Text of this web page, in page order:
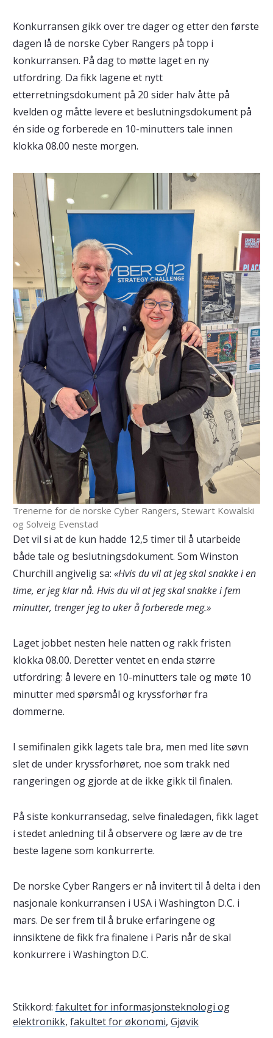
Konkurransen gikk over tre dager og etter den første
dagen lå de norske Cyber Rangers på topp i
konkurransen. På dag to møtte laget en ny
utfordring. Da fikk lagene et nytt
etterretningsdokument på 20 sider halv åtte på
kvelden og måtte levere et beslutningsdokument på
én side og forberede en 10-minutters tale innen
klokka 08.00 neste morgen.
Trenerne for de norske Cyber Rangers, Stewart Kowalski
og Solveig Evenstad
Det vil si at de kun hadde 12,5 timer til å utarbeide
både tale og beslutningsdokument. Som Winston
Churchill angivelig sa: «Hvis du vil at jeg skal snakke i en
time, er jeg klar nå. Hvis du vil at jeg skal snakke i fem
minutter, trenger jeg to uker å forberede meg.»
Laget jobbet nesten hele natten og rakk fristen
klokka 08.00. Deretter ventet en enda større
utfordring: å levere en 10-minutters tale og møte 10
minutter med spørsmål og kryssforhør fra
dommerne.
I semifinalen gikk lagets tale bra, men med lite søvn
slet de under kryssforhøret, noe som trakk ned
rangeringen og gjorde at de ikke gikk til finalen.
På siste konkurransedag, selve finaledagen, fikk laget
i stedet anledning til å observere og lære av de tre
beste lagene som konkurrerte.
De norske Cyber Rangers er nå invitert til å delta i den
nasjonale konkurransen i USA i Washington D.C. i
mars. De ser frem til å bruke erfaringene og
innsiktene de fikk fra finalene i Paris når de skal
konkurrere i Washington D.C.
Stikkord: fakultet for informasjonsteknologi og
elektronikk, fakultet for økonomi, Gjøvik